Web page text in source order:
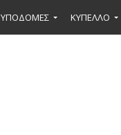
ΥΠΟΔΟΜΕΣ ΚΥΠΕΛΛΟ